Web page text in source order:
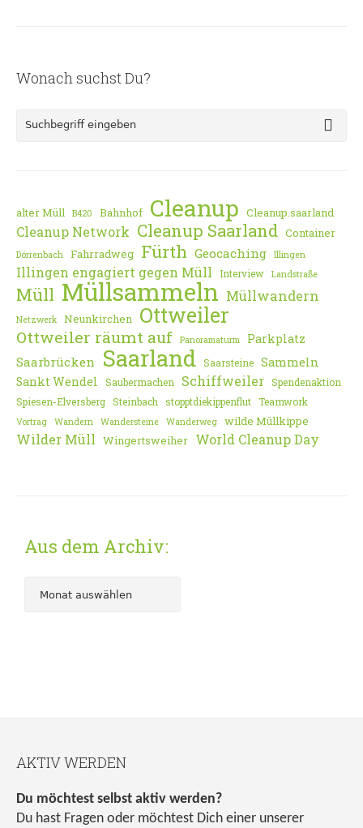
Wonach suchst Du?
alter Müll B420 Bahnhof Cleanup Cleanup.saarland
Cleanup Network Cleanup Saarland Container
Dörrenbach Fahrradweg Fürth Geocaching Illingen
Illingen engagiert gegen Müll Interview Landstraße
Müll Müllsammeln Müllwandern
Netzwerk Neunkirchen Ottweiler
Ottweiler räumt auf Panoramaturm Parkplatz
Saarbrücken Saarland Saarsteine Sammeln
Sankt Wendel
Saubermachen Schiffweiler Spendenaktion
Spiesen-Elversberg Steinbach stopptdiekippenflut Teamwork
Vortrag Wandern Wandersteine Wanderweg wilde Müllkippe
Wilder Müll Wingertsweiher World Cleanup Day
Aus dem Archiv:
AKTIV WERDEN
Du möchtest selbst aktiv werden?
Du hast Fragen oder möchtest Dich einer unserer